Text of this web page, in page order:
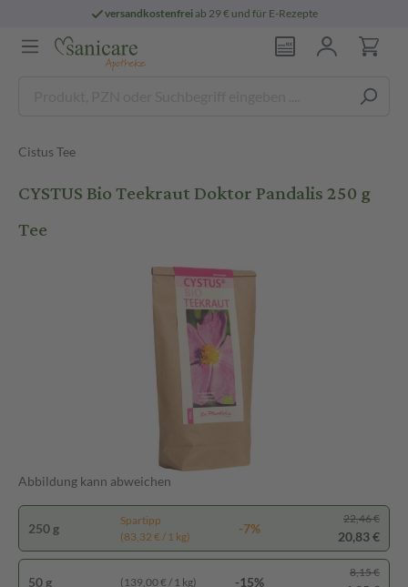
versandkostenfreiab 29 € und für E-Rezepte
Cistus Tee
CYSTUS Bio Teekraut Doktor Pandalis 250 g
Tee
Abbildung kann abweichen
250 g
Spartipp
(83,32 € / 1 kg)
-7%
22,46 €
20,83 €
50 g (139,00 € / 1 kg) -15%
8,15 €